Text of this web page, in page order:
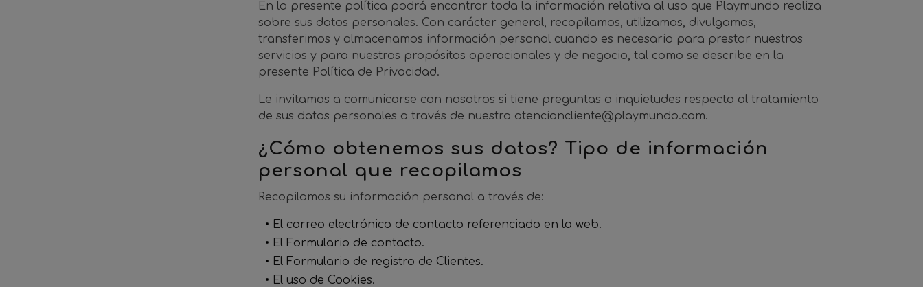
En la presente política podrá encontrar toda la información relativa al uso que Playmundo realiza
sobre sus datos personales. Con carácter general, recopilamos, utilizamos, divulgamos,
transferimos y almacenamos información personal cuando es necesario para prestar nuestros
servicios y para nuestros propósitos operacionales y de negocio, tal como se describe en la
presente Política de Privacidad.
Le invitamos a comunicarse con nosotros si tiene preguntas o inquietudes respecto al tratamiento
de sus datos personales a través de nuestro atencioncliente@playmundo.com.
¿Cómo obtenemos sus datos? Tipo de información
personal que recopilamos
Recopilamos su información personal a través de:
El correo electrónico de contacto referenciado en la web.
El Formulario de contacto.
El Formulario de registro de Clientes.
El uso de Cookies.